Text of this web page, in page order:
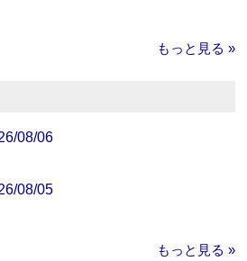
もっと見る »
08/06
08/05
もっと見る »